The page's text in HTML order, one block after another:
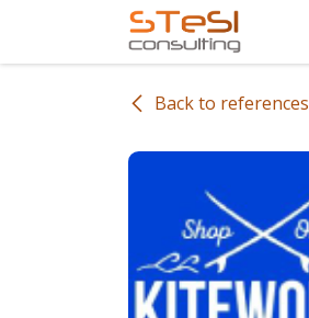
Back to references